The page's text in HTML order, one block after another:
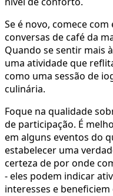
Se é novo, comece
conversas de café da
Quando se sentir mais
uma atividade que
como uma sessão de
culinária.
Foque na qualidade
de participação. É
em alguns eventos do
estabelecer uma
certeza de por onde
- eles podem indicar
interesses e